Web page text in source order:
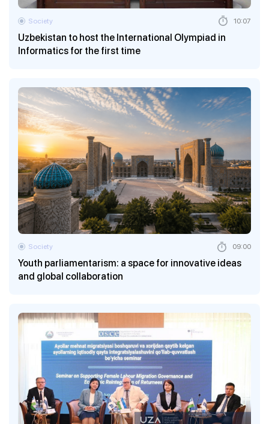
Uzbekistan to host the International Olympiad in
Informatics for the first time
Society 10:07
Youth parliamentarism: a space for innovative ideas
and global collaboration
Society 09:00